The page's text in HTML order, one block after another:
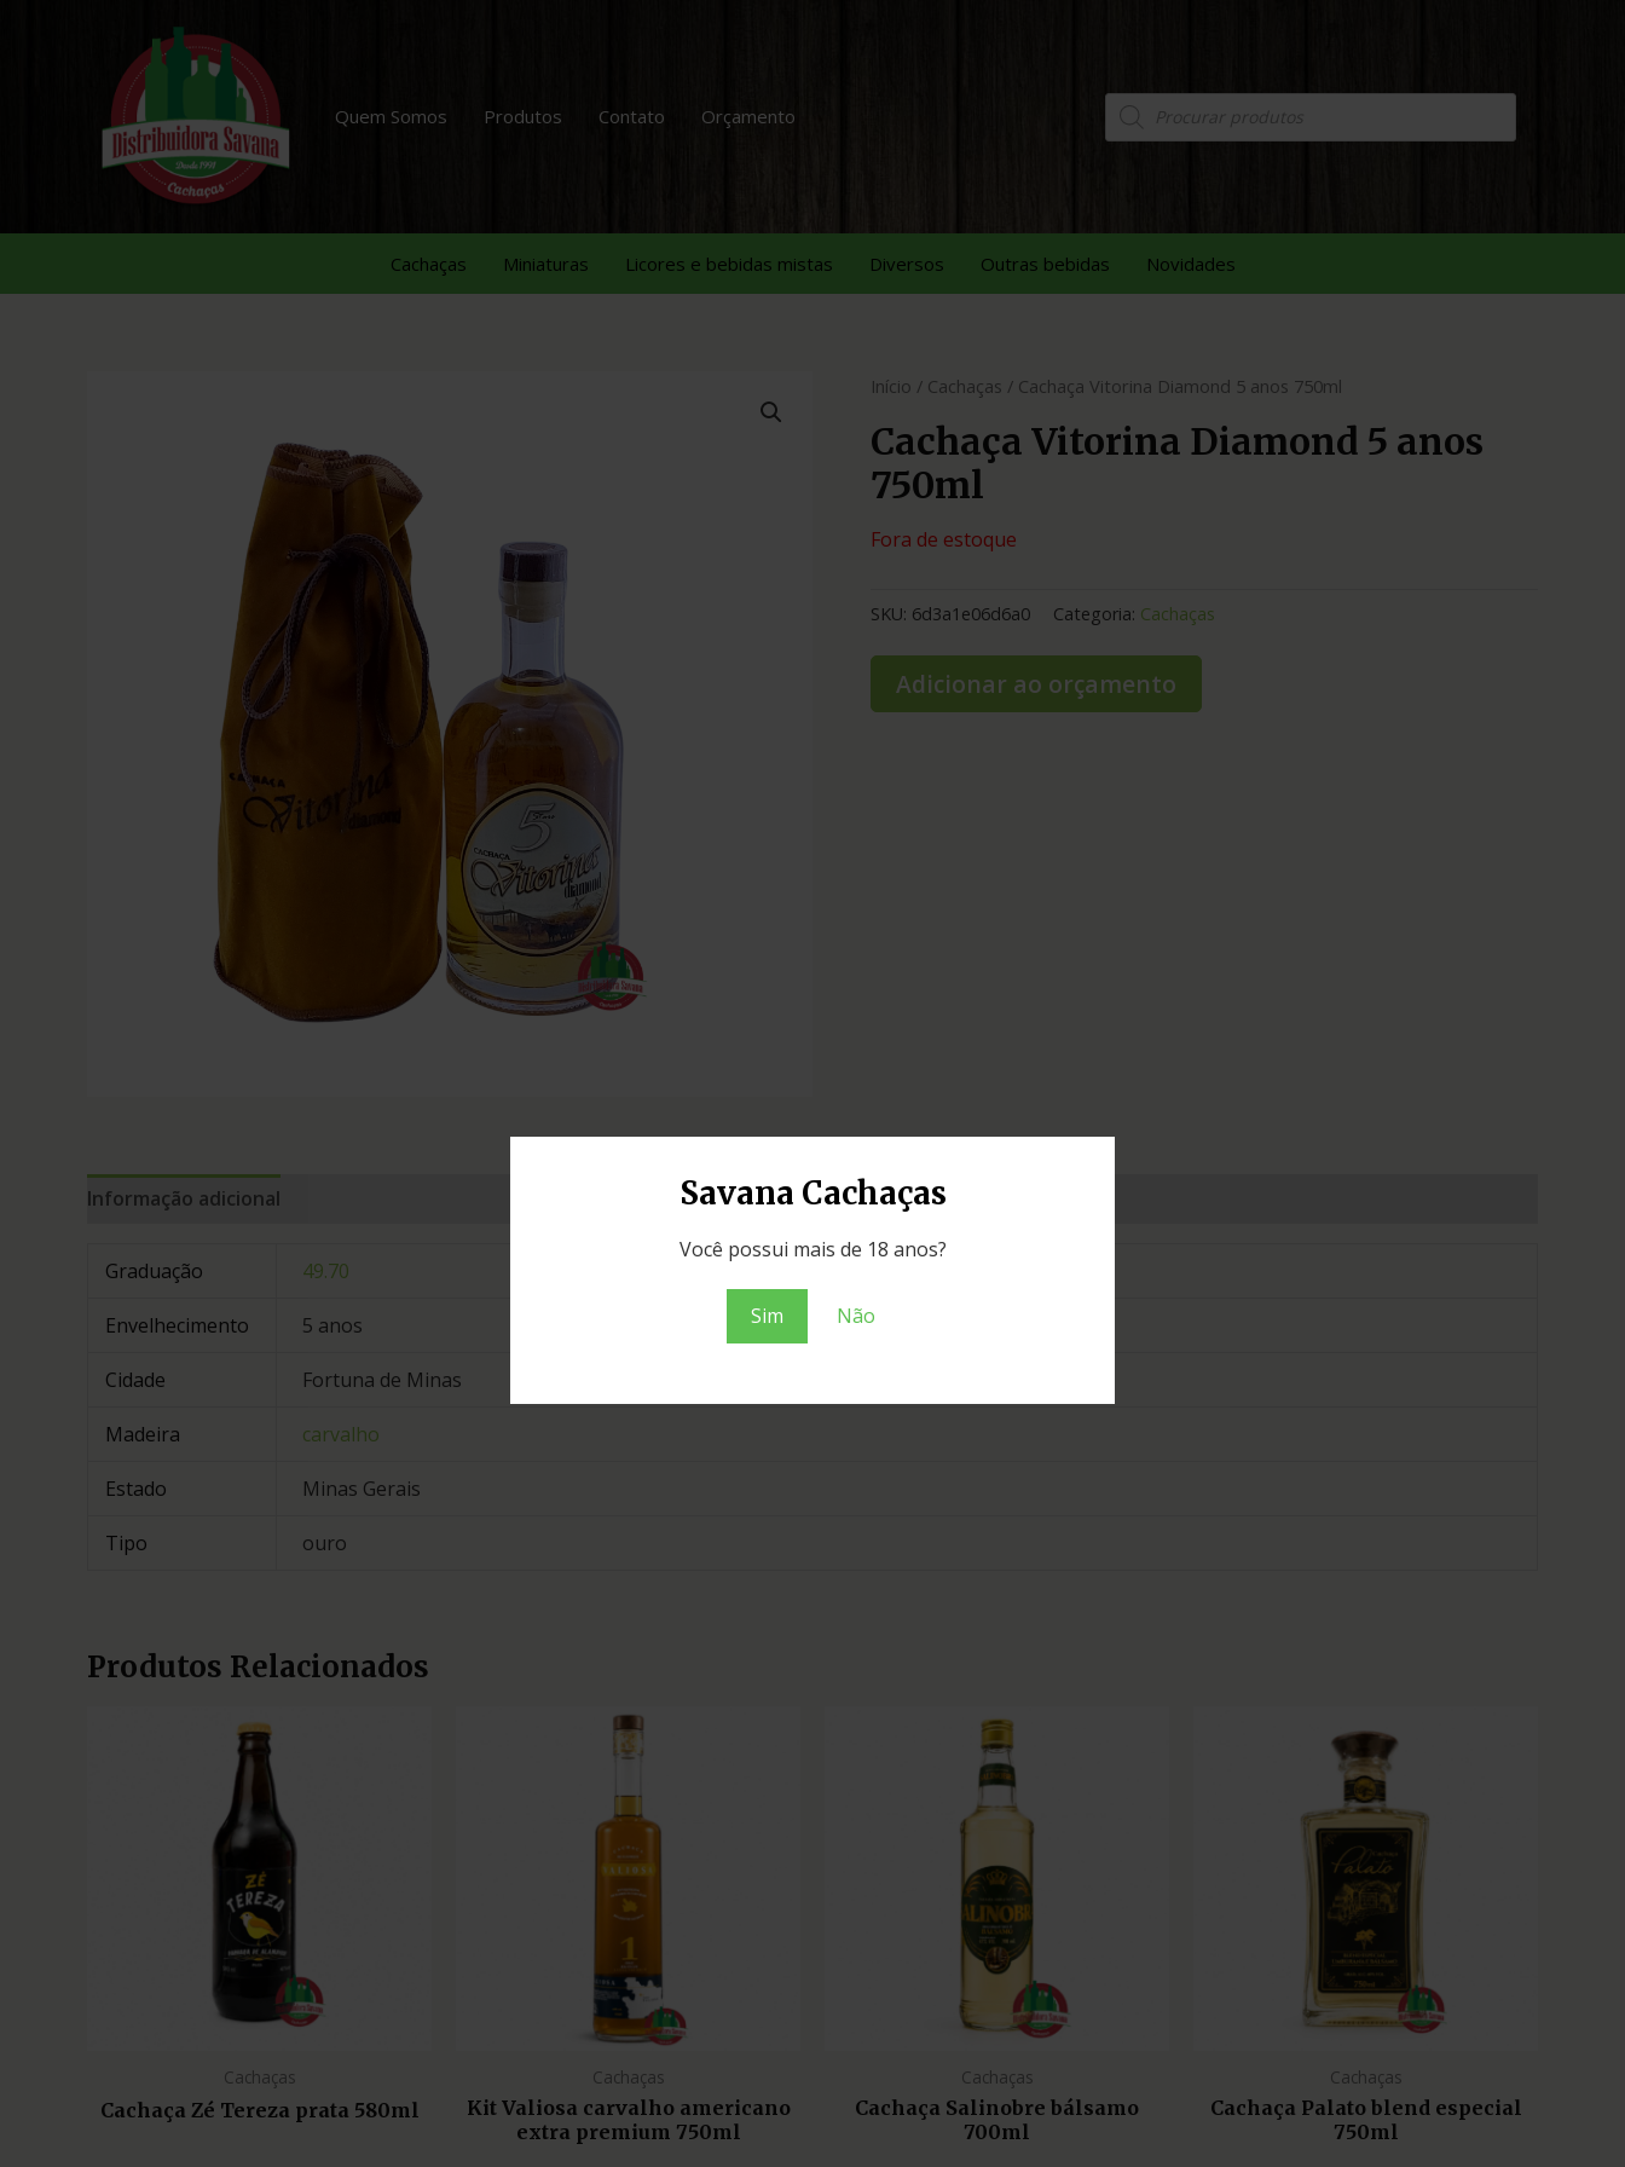
Savana Cachaças
Você possui mais de 18 anos?
Sim Não
Quem Somos Produtos Contato Orçamento
Cachaças Miniaturas Licores e bebidas mistas Diversos Outras bebidas Novidades
Início / Cachaças / Cachaça Vitorina Diamond 5 anos 750ml
Cachaça Vitorina Diamond 5 anos
750ml
Fora de estoque
SKU: 6d3a1e06d6a0 Categoria: Cachaças
Adicionar ao orçamento
Informação adicional
Graduação 49.70
Envelhecimento 5 anos
Cidade Fortuna de Minas
Madeira carvalho
Estado Minas Gerais
Tipo ouro
Produtos Relacionados
Cachaças
Cachaça Zé Tereza prata 580ml
Cachaças
Kit Valiosa carvalho americano
extra premium 750ml
Cachaças
Cachaça Salinobre bálsamo
700ml
Cachaças
Cachaça Palato blend especial
750ml